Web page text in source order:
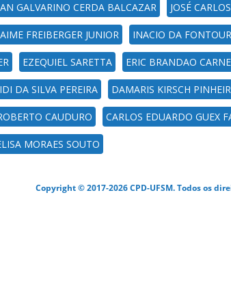
GALVARINO CERDA BALCAZAR JOSÉ
FREIBERGER JUNIOR INACIO DA
EZEQUIEL SARETTA ERIC BRANDAO
DA SILVA PEREIRA DAMARIS KIRSCH
CAUDURO CARLOS EDUARDO GUEX
MORAES SOUTO
Copyright © 2017-2026 CPD-UFSM. Todos os